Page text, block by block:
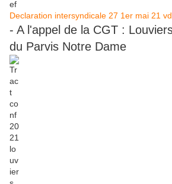
Declaration intersyndicale 27 1er mai 21
- A l'appel de la CGT :
du Parvis Notre Dame